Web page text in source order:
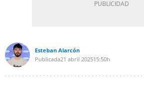
Esteban Alarcón
Publicada21 abril 202515:50h